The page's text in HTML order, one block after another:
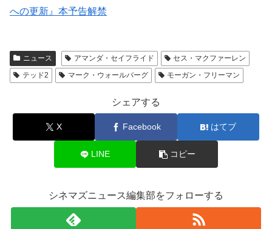
への更新』本予告解禁
ニュース アマンダ・セイフライド
セス・マクファーレン
テッド2
マーク・ウォールバーグ モーガン・フリーマン
シェアする
X Facebook はてブ
LINE コピー
シネマズニュース編集部をフォローする